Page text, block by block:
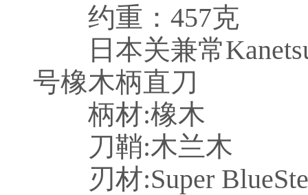
约重：457克
日本关兼常
号橡木柄直刀
柄材:橡木
刀鞘:木兰木
刃材:Super